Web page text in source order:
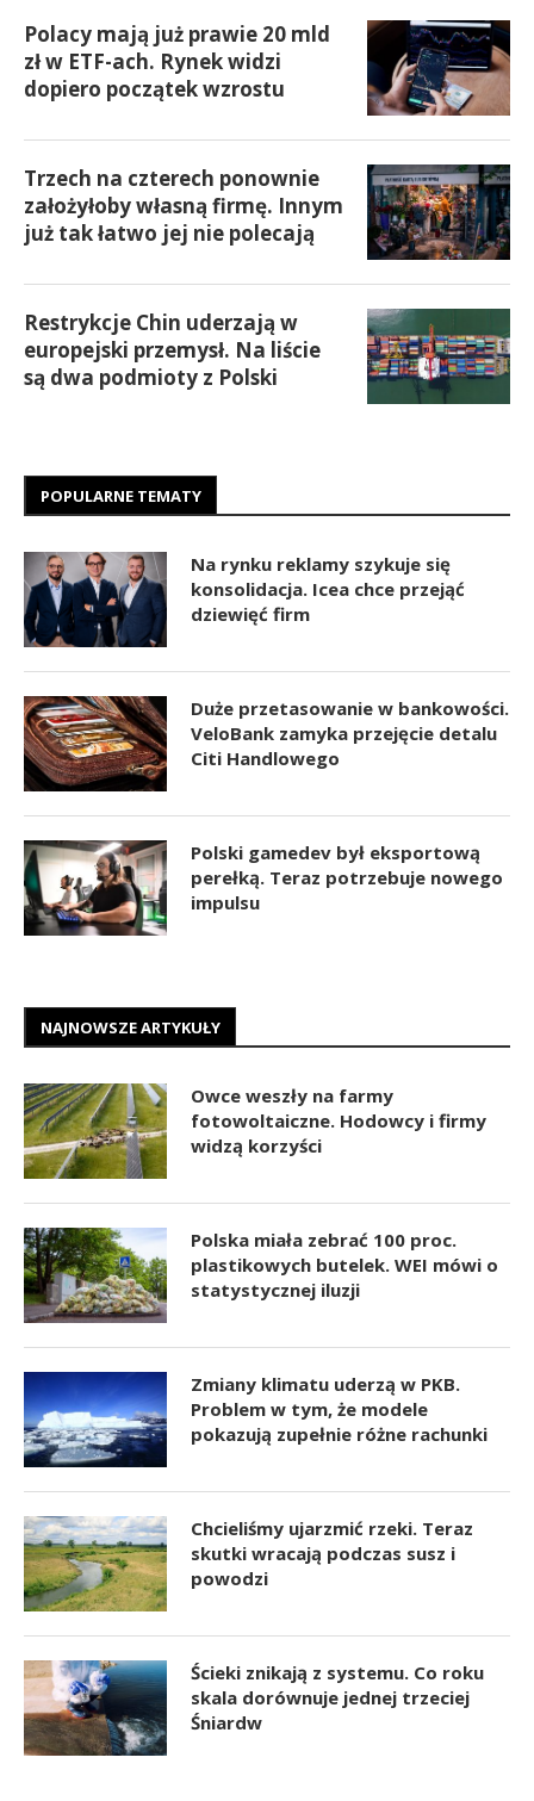
Polacy mają już prawie 20 mld
zł w ETF-ach. Rynek widzi
dopiero początek wzrostu
Trzech na czterech ponownie
założyłoby własną firmę. Innym
już tak łatwo jej nie polecają
Restrykcje Chin uderzają w
europejski przemysł. Na liście
są dwa podmioty z Polski
POPULARNE TEMATY
Na rynku reklamy szykuje się
konsolidacja. Icea chce przejąć
dziewięć firm
Duże przetasowanie w bankowości.
VeloBank zamyka przejęcie detalu
Citi Handlowego
Polski gamedev był eksportową
perełką. Teraz potrzebuje nowego
impulsu
NAJNOWSZE ARTYKUŁY
Owce weszły na farmy
fotowoltaiczne. Hodowcy i firmy
widzą korzyści
Polska miała zebrać 100 proc.
plastikowych butelek. WEI mówi o
statystycznej iluzji
Zmiany klimatu uderzą w PKB.
Problem w tym, że modele
pokazują zupełnie różne rachunki
Chcieliśmy ujarzmić rzeki. Teraz
skutki wracają podczas susz i
powodzi
Ścieki znikają z systemu. Co roku
skala dorównuje jednej trzeciej
Śniardw